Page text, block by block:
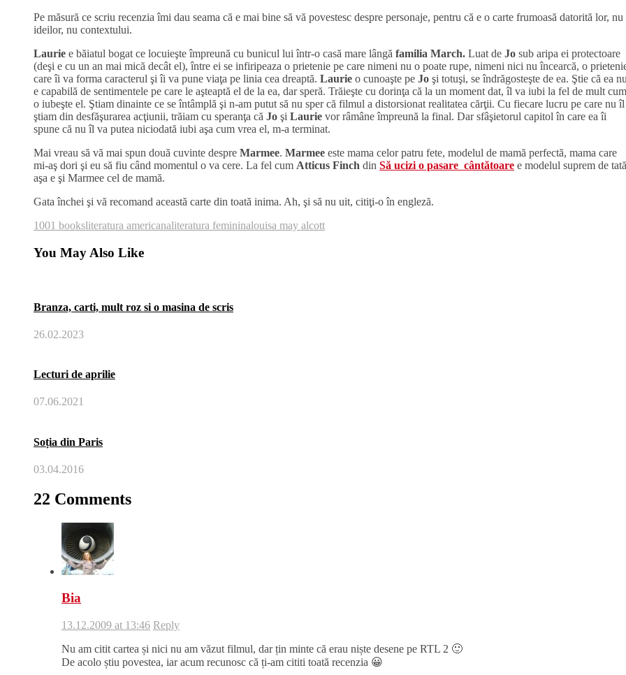
Pe măsură ce scriu recenzia îmi dau seama că e mai bine să vă povestesc despre personaje, pentru că e o carte frumoasă datorită lor, nu
ideilor, nu contextului.
Laurie e băiatul bogat ce locuieşte împreună cu bunicul lui într-o casă mare lângă familia March. Luat de Jo sub aripa ei protectoare
(deşi e cu un an mai mică decât el), între ei se infiripeaza o prietenie pe care nimeni nu o poate rupe, nimeni nici nu încearcă, o
care îi va forma caracterul şi îi va pune viaţa pe linia cea dreaptă. Laurie o cunoaşte pe Jo şi totuşi, se îndrăgosteşte de ea. Ştie că ea nu
e capabilă de sentimentele pe care le aşteaptă el de la ea, dar speră. Trăieşte cu dorinţa că la un moment dat, îl va iubi la fel de mult cum
o iubeşte el. Ştiam dinainte ce se întâmplă şi n-am putut să nu sper că filmul a distorsionat realitatea cărţii. Cu fiecare lucru pe care nu îl
ştiam din desfăşurarea acţiunii, trăiam cu speranţa că Jo şi Laurie vor râmâne împreună la final. Dar sfâşietorul capitol în care ea îi
spune că nu îl va putea niciodată iubi aşa cum vrea el, m-a terminat.
Mai vreau să vă mai spun două cuvinte despre Marmee. Marmee este mama celor patru fete, modelul de mamă perfectă, mama care
mi-aş dori şi eu să fiu când momentul o va cere. La fel cum Atticus Finch din Să ucizi o pasare cântătoare e modelul suprem de
aşa e şi Marmee cel de mamă.
Gata închei şi vă recomand această carte din toată inima. Ah, şi să nu uit, citiţi-o în engleză.
1001 booksliteratura americanaliteratura femininalouisa may alcott
You May Also Like
Branza, carti, mult roz si o masina de scris
26.02.2023
Lecturi de aprilie
07.06.2021
Soția din Paris
03.04.2016
22 Comments
Bia
13.12.2009 at 13:46 Reply
Nu am citit cartea și nici nu am văzut filmul, dar țin minte că erau niște desene pe RTL 2 🙂
De acolo știu povestea, iar acum recunosc că ți-am cititi toată recenzia 😀